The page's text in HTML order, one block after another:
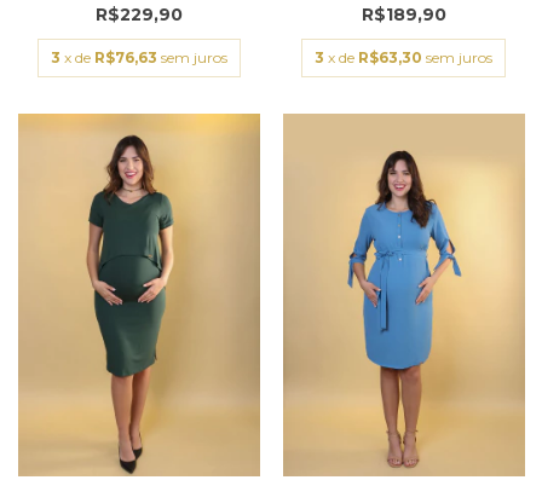
R$229,90
3 x de R$76,63 sem juros
R$189,90
3 x de R$63,30 sem juros